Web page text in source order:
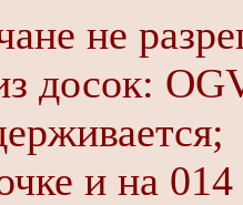
не
досок:
и на